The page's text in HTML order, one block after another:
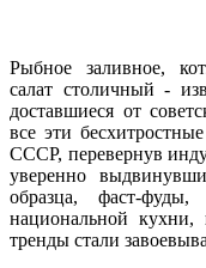
Рыбное заливное,
салат столичный -
доставшиеся от
все эти
СССР, перевернув
уверенно
образца, фаст-фуды,
национальной кухни,
тренды стали